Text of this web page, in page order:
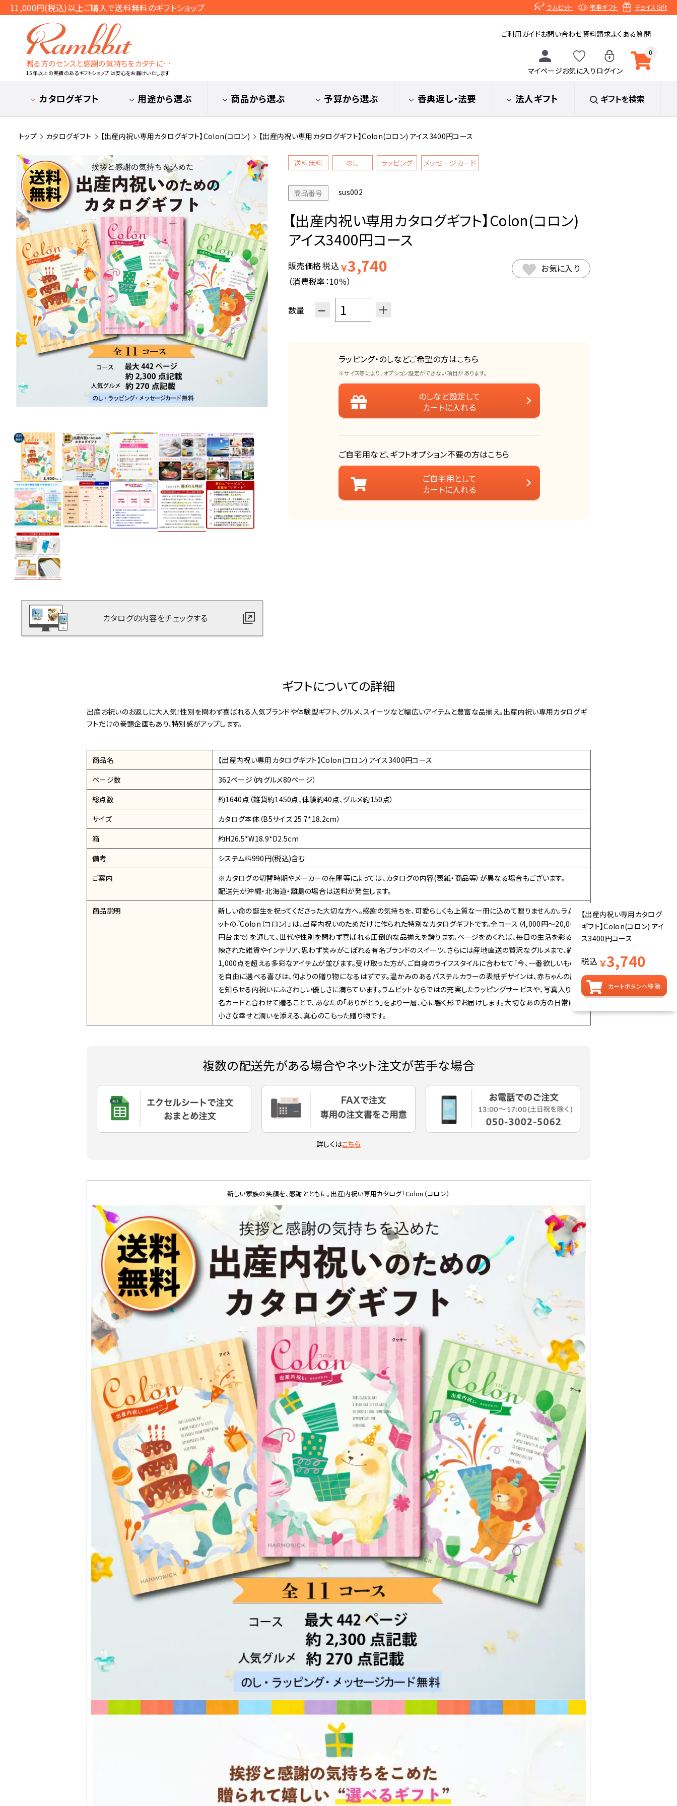
11,000円(税込)以上ご購入で送料無料のギフトショップ ラムビット 弔事ギフト チョイスGift
0
贈る方のセンスと感謝の気持ちをカタチに…
15年以上の実績のあるギフトショップ は安心をお届けいたします
ご利用ガイドお問い合わせ資料請求よくある質問
マイページお気に入り ログイン
カタログギフト 用途から選ぶ 商品から選ぶ 予算から選ぶ 香典返し・法要 法人ギフト ギフトを検索
トップ カタログギフト 【出産内祝い専用カタログギフト】Colon(コロン) 【出産内祝い専用カタログギフト】Colon(コロン) アイス3400円コース
カタログの内容をチェックする
送料無料 のし ラッピング メッセージカード
商品番号 sus002
【出産内祝い専用カタログギフト】Colon(コロン)
アイス3400円コース
販売価格税込 ￥3,740
（消費税率：10％）
お気に入り
数量 − ＋
ラッピング・のしなどご希望の方はこちら
※サイズ等により、オプション設定ができない項目があります。
のしなど設定して
カートに入れる
ご自宅用など、ギフトオプション不要の方はこちら
ご自宅用として
カートに入れる
【出産内祝い専用カタログ
ギフト】Colon(コロン) アイ
ス3400円コース
税込 ￥3,740
カートボタンへ移動
ギフトについての詳細
出産お祝いのお返しに大人気！性別を問わず喜ばれる人気ブランドや体験型ギフト、グルメ、スイーツなど幅広いアイテムと豊富な品揃え。出産内祝い専用カタログギ
フトだけの巻頭企画もあり、特別感がアップします。
商品名
【出産内祝い専用カタログギフト】Colon(コロン) アイス3400円コース
ページ数
362ページ（内グルメ80ページ）
総点数
約1640点（雑貨約1450点、体験約40点、グルメ約150点）
サイズ
カタログ本体（B5サイズ 25.7*18.2cm）
箱
約H26.5*W18.9*D2.5cm
備考
システム料990円(税込)含む
ご案内
※カタログの切替時期やメーカーの在庫等によっては、カタログの内容(表紙・商品等）が異なる場合もございます。
配送先が沖縄・北海道・離島の場合は送料が発生します。
商品説明
新しい命の誕生を祝ってくださった大切な方へ。感謝の気持ちを、可愛らしくも上質な一冊に込めて贈りませんか。ラムビ
ットの『Colon（コロン）』は、出産内祝いのためだけに作られた特別なカタログギフトです。全コース（4,000円～20,000
円台まで）を通して、世代や性別を問わず喜ばれる圧倒的な品揃えを誇ります。ページをめくれば、毎日の生活を彩る洗
練された雑貨やインテリア、思わず笑みがこぼれる有名ブランドのスイーツ、さらには産地直送の贅沢なグルメまで、約
1,000点を超える多彩なアイテムが並びます。受け取った方が、ご自身のライフスタイルに合わせて「今、一番欲しいもの」
を自由に選べる喜びは、何よりの贈り物になるはずです。温かみのあるパステルカラーの表紙デザインは、赤ちゃんの誕生
を知らせる内祝いにふさわしい優しさに満ちています。ラムビットならではの充実したラッピングサービスや、写真入りの命
名カードと合わせて贈ることで、あなたの「ありがとう」をより一層、心に響く形でお届けします。大切なあの方の日常に、
小さな幸せと潤いを添える、真心のこもった贈り物です。
複数の配送先がある場合やネット注文が苦手な場合
詳しくはこちら
新しい家族の笑顔を、感謝とともに。出産内祝い専用カタログ「Colon（コロン）